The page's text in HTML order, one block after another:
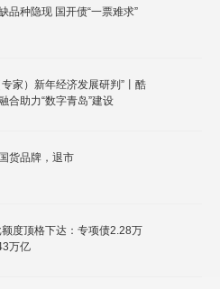
品种隐现 国开债“一票难求”
家）新年经济发展研判”丨酷
合助力“数字青岛”建设
货品牌，退市
度顶格下达：专项债2.28万
万亿